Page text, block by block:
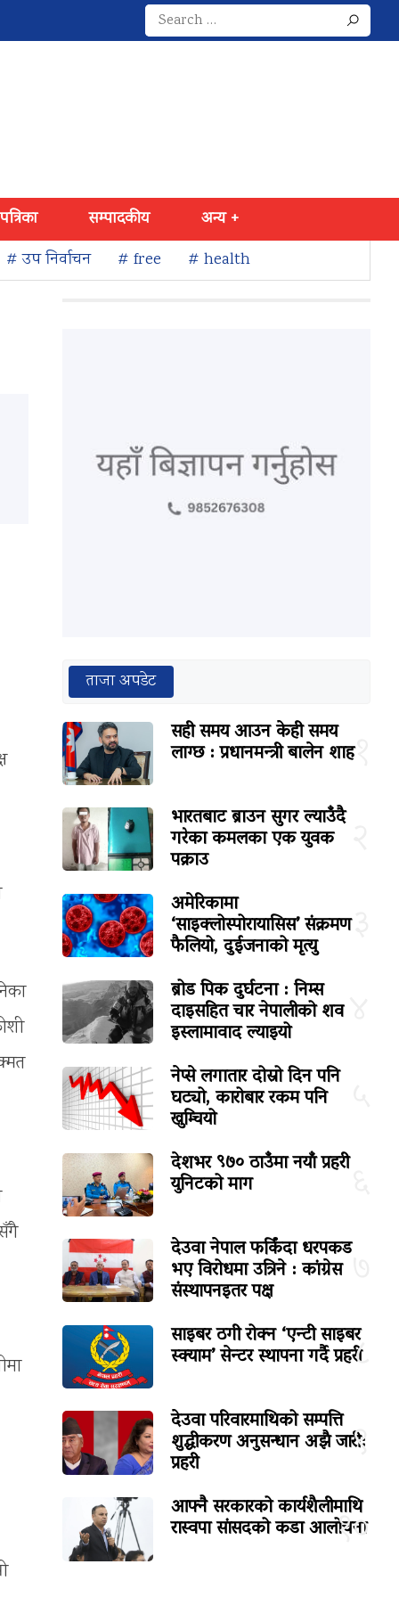
Search
for:
सम्पादकीय
अन्य +
# उप निर्वाचन
# free # health
ताजा अपडेट
१
सही समय आउन केही समय
लाग्छ : प्रधानमन्त्री बालेन शाह
भारतबाट ब्राउन सुगर ल्याउँदै
गरेका कमलका एक युवक
पक्राउ
३
अमेरिकामा
‘साइक्लोस्पोरायासिस’ संक्रमण
फैलियो, दुईजनाको मृत्यु
ब्रोड पिक दुर्घटना : निम्स
दाइसहित चार नेपालीको शव
इस्लामावाद ल्याइयो
नेप्से लगातार दोस्रो दिन पनि
घट्यो, कारोबार रकम पनि
खुम्चियो
देशभर ९७० ठाउँमा नयाँ प्रहरी
युनिटको माग
७
देउवा नेपाल फर्किंदा धरपकड
भए विरोधमा उत्रिने : कांग्रेस
संस्थापनइतर पक्ष
८
साइबर ठगी रोक्न ‘एन्टी साइबर
स्क्याम’ सेन्टर स्थापना गर्दै प्रहरी
९
देउवा परिवारमाथिको सम्पत्ति
शुद्धीकरण अनुसन्धान अझै जारी:
प्रहरी
१०
आफ्नै सरकारको कार्यशैलीमाथि
रास्वपा सांसदको कडा आलोचना